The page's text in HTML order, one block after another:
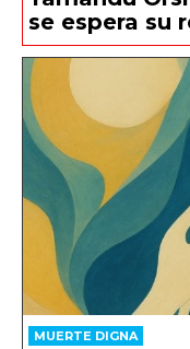
se espera su
MUERTE DIGNA